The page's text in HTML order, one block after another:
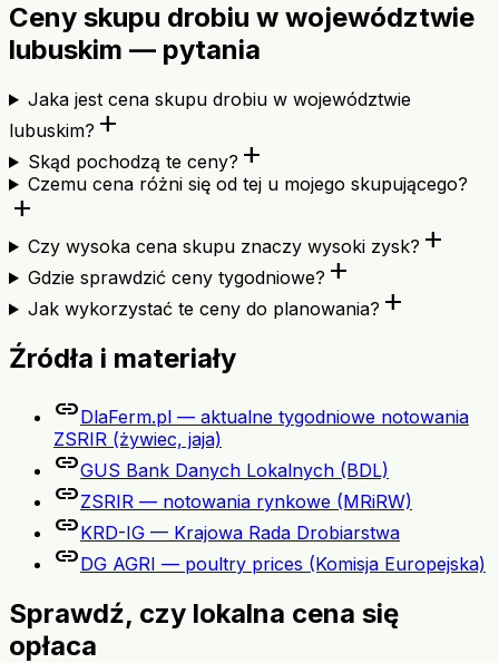
Ceny skupu drobiu w województwie
lubuskim — pytania
Jaka jest cena skupu drobiu w województwie
lubuskim? add
Skąd pochodzą te ceny? add
Czemu cena różni się od tej u mojego skupującego?
add
Czy wysoka cena skupu znaczy wysoki zysk? add
Gdzie sprawdzić ceny tygodniowe? add
Jak wykorzystać te ceny do planowania? add
Źródła i materiały
linkDlaFerm.pl — aktualne tygodniowe notowania
ZSRIR (żywiec, jaja)
linkGUS Bank Danych Lokalnych (BDL)
linkZSRIR — notowania rynkowe (MRiRW)
linkKRD-IG — Krajowa Rada Drobiarstwa
linkDG AGRI — poultry prices (Komisja Europejska)
Sprawdź, czy lokalna cena się
opłaca